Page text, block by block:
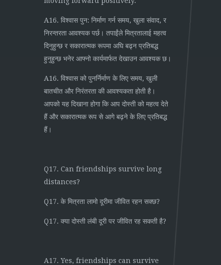
A16. विश्वास पुन: निर्माण गर्न समय, खुला संवाद, र
निरन्तरता आवश्यक पर्छ। तपाईंले मित्रतालाई महत्व
दिनुहुन्छ र सकारात्मक रूपमा अघि बढ्न प्रतिबद्ध
हुनुहुन्छ भनेर आफ्नो कार्यमार्फत देखाउन आवश्यक छ।
A16. विश्वास को पुनर्निर्माण के लिए समय, खुली
बातचीत और निरंतरता की आवश्यकता होती है।
आपको यह दिखाना होगा कि आप दोस्ती को महत्व देते
हैं और सकारात्मक रूप से आगे बढ़ने के लिए प्रतिबद्ध
हैं।
Q17. Can friendships survive long
distances?
Q17. के मित्रता लामो दूरीमा जीवित रहन सक्छ?
Q17. क्या दोस्ती लंबी दूरी पर जीवित रह सकती है?
A17. Yes, friendships can survive